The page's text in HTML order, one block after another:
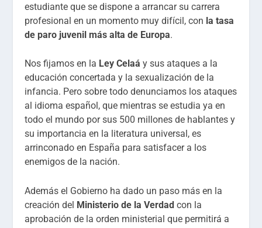
estudiante que se dispone a arrancar su carrera
profesional en un momento muy difícil, con la tasa
de paro juvenil más alta de Europa.
Nos fijamos en la Ley Celaá y sus ataques a la
educación concertada y la sexualización de la
infancia. Pero sobre todo denunciamos los ataques
al idioma español, que mientras se estudia ya en
todo el mundo por sus 500 millones de hablantes y
su importancia en la literatura universal, es
arrinconado en España para satisfacer a los
enemigos de la nación.
Además el Gobierno ha dado un paso más en la
creación del Ministerio de la Verdad con la
aprobación de la orden ministerial que permitirá a